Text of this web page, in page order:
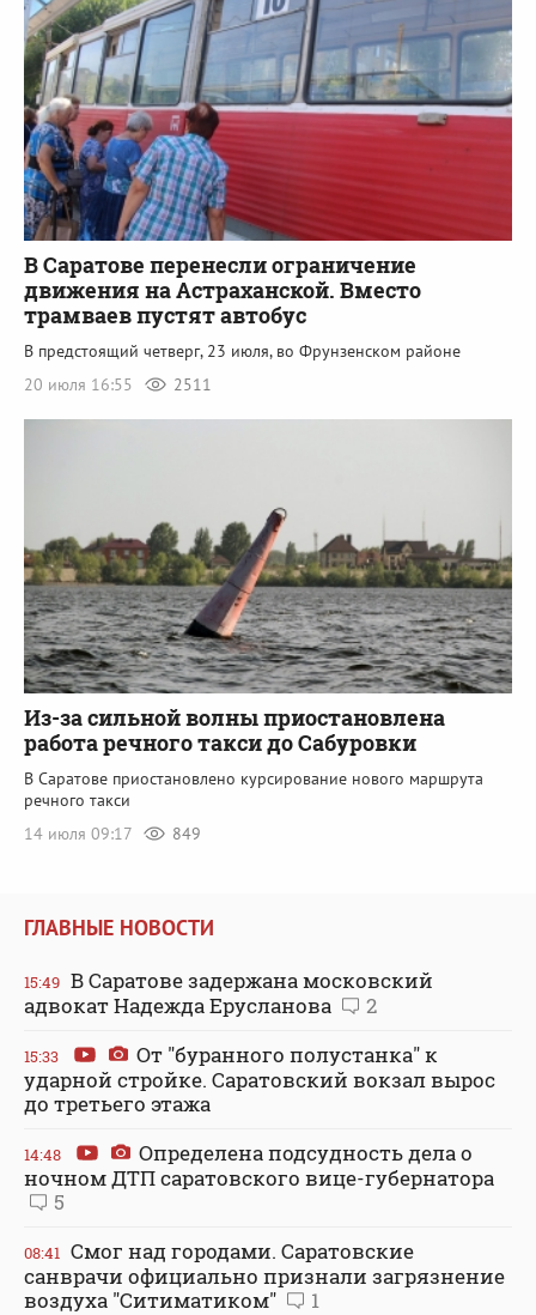
В Саратове перенесли ограничение
движения на Астраханской. Вместо
трамваев пустят автобус
В предстоящий четверг, 23 июля, во Фрунзенском районе
20 июля 16:55
2511
Из-за сильной волны приостановлена
работа речного такси до Сабуровки
В Саратове приостановлено курсирование нового маршрута
речного такси
14 июля 09:17
849
ГЛАВНЫЕ НОВОСТИ
15:49 В Саратове задержана московский
адвокат Надежда Ерусланова
2
15:33
От "буранного полустанка" к
ударной стройке. Саратовский вокзал вырос
до третьего этажа
14:48
Определена подсудность дела о
ночном ДТП саратовского вице-губернатора
5
08:41 Смог над городами. Саратовские
санврачи официально признали загрязнение
воздуха "Ситиматиком"
1